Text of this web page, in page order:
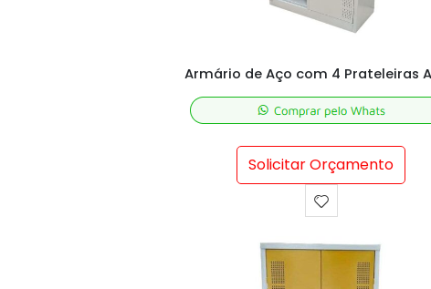
Solicitar Orçamento